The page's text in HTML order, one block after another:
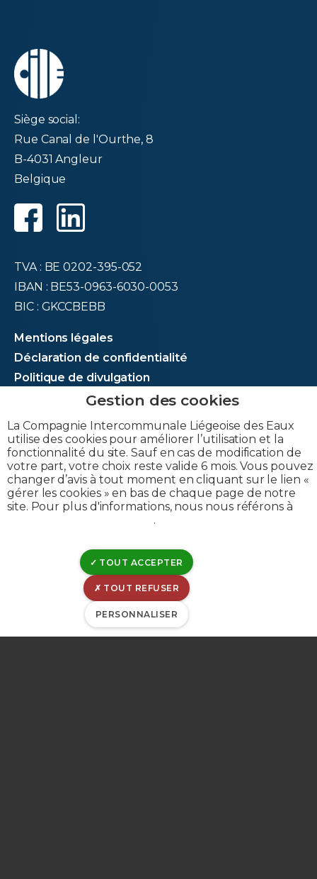
Siège social:
Rue Canal de l'Ourthe, 8
B-4031 Angleur
Belgique
TVA : BE 0202-395-052
IBAN : BE53-0963-6030-0053
BIC : GKCCBEBB
Mentions légales
Déclaration de confidentialité
Politique de divulgation
Déclaration de cookies
Gérer les cookies
Gestion de matomo
© CILE 2023
La Compagnie Intercommunale Liégeoise des Eaux
utilise des cookies pour améliorer l’utilisation et la
fonctionnalité du site. Sauf en cas de modification de
votre part, votre choix reste valide 6 mois. Vous pouvez
changer d’avis à tout moment en cliquant sur le lien «
gérer les cookies » en bas de chaque page de notre
site. Pour plus d'informations, nous nous référons à
.
TOUT ACCEPTER
TOUT REFUSER
PERSONNALISER